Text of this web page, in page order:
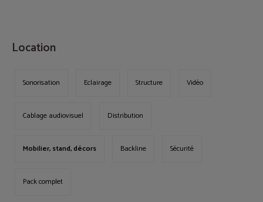
Location
Sonorisation Eclairage Structure Vidéo
Cablage audiovisuel Distribution
Mobilier, stand, décors Backline Sécurité
Pack complet